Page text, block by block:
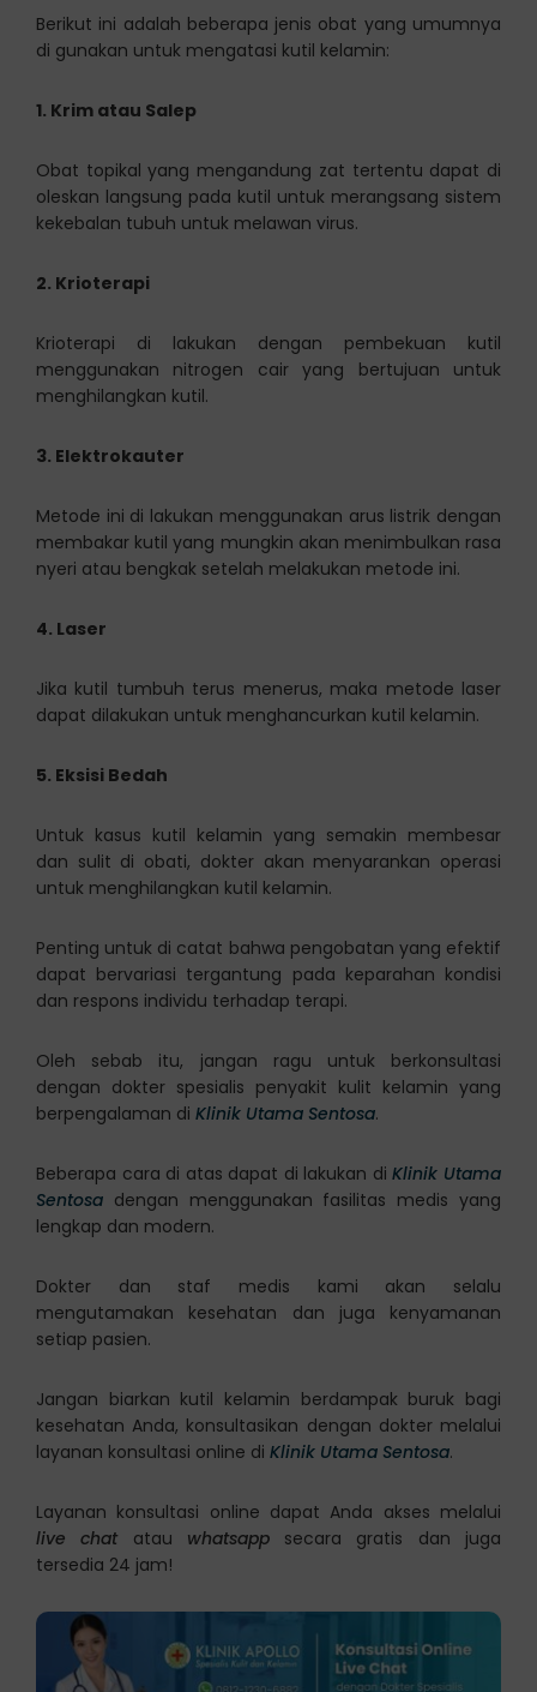
Berikut ini adalah beberapa jenis obat yang umumnya
di gunakan untuk mengatasi kutil kelamin:
1. Krim atau Salep
Obat topikal yang mengandung zat tertentu dapat di
oleskan langsung pada kutil untuk merangsang sistem
kekebalan tubuh untuk melawan virus.
2. Krioterapi
Krioterapi di lakukan dengan pembekuan kutil
menggunakan nitrogen cair yang bertujuan untuk
menghilangkan kutil.
3. Elektrokauter
Metode ini di lakukan menggunakan arus listrik dengan
membakar kutil yang mungkin akan menimbulkan rasa
nyeri atau bengkak setelah melakukan metode ini.
4. Laser
Jika kutil tumbuh terus menerus, maka metode laser
dapat dilakukan untuk menghancurkan kutil kelamin.
5. Eksisi Bedah
Untuk kasus kutil kelamin yang semakin membesar
dan sulit di obati, dokter akan menyarankan operasi
untuk menghilangkan kutil kelamin.
Penting untuk di catat bahwa pengobatan yang efektif
dapat bervariasi tergantung pada keparahan kondisi
dan respons individu terhadap terapi.
Oleh sebab itu, jangan ragu untuk berkonsultasi
dengan dokter spesialis penyakit kulit kelamin yang
berpengalaman di Klinik Utama Sentosa.
Beberapa cara di atas dapat di lakukan diKlinik Utama
Sentosadengan menggunakan fasilitas medis yang
lengkap dan modern.
Dokter dan staf medis kami akan selalu
mengutamakan kesehatan dan juga kenyamanan
setiap pasien.
Jangan biarkan kutil kelamin berdampak buruk bagi
kesehatan Anda, konsultasikan dengan dokter melalui
layanan konsultasi online di Klinik Utama Sentosa.
Layanan konsultasi online dapat Anda akses melalui
live chat atau whatsappsecara gratis dan juga
tersedia 24 jam!